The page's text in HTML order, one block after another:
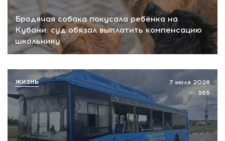
Бродячая собака покусала ребёнка на
Кубани: суд обязал выплатить компенсацию
школьнику
7 июля 2026
366
ЖИЗНЬ